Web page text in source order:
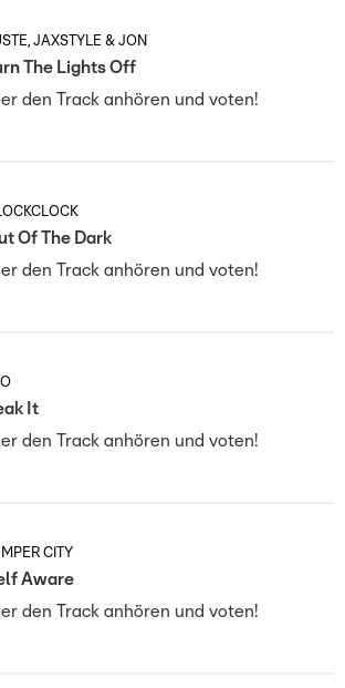
JAXSTYLE & JON
The Lights Off
den Track anhören und voten!
Of The Dark
den Track anhören und voten!
It
den Track anhören und voten!
CITY
Aware
den Track anhören und voten!